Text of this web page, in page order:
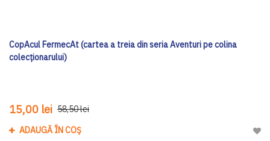
CopAcul FermecAt (cartea a treia din seria Aventuri pe colina
colecționarului)
15,00 lei 58,50 lei
ADAUGĂ ÎN COȘ